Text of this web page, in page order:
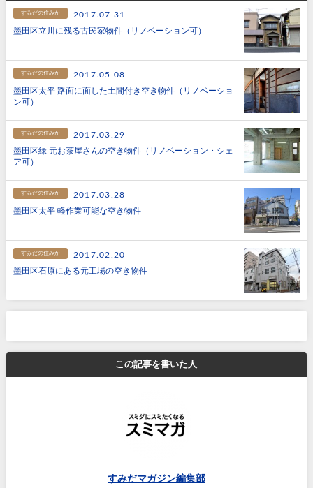
すみだの住みか
2017.07.31
墨田区立川に残る古民家物件（リノベーション可）
すみだの住みか
2017.05.08
墨田区太平 路面に面した土間付き空き物件（リノベーショ
ン可）
すみだの住みか
2017.03.29
墨田区緑 元お茶屋さんの空き物件（リノベーション・シェ
ア可）
すみだの住みか
2017.03.28
墨田区太平 軽作業可能な空き物件
すみだの住みか
2017.02.20
墨田区石原にある元工場の空き物件
この記事を書いた人
すみだマガジン編集部